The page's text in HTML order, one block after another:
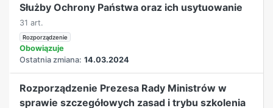
Służby Ochrony Państwa oraz ich usytuowanie
31 art.
Rozporządzenie
Obowiązuje
Ostatnia zmiana: 14.03.2024
Rozporządzenie Prezesa Rady Ministrów w
sprawie szczegółowych zasad i trybu szkolenia